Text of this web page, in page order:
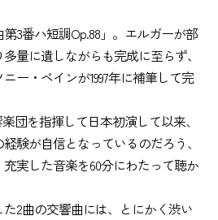
3番ハ短調Op.88」。エルガーが部
量に遺しながらも完成に至らず、
ー・ペインが1997年に補筆して完
団を指揮して日本初演して以来、
験が自信となっているのだろう、
実した音楽を60分にわたって聴か
2曲の交響曲には、とにかく渋い